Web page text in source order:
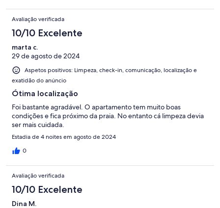
issue especially when steels and concrete are being put in.
When the construction is finished it would score a far higher
rating in terms of location/neighbourhood and overall
experience.
Avaliação verificada
10/10 Excelente
marta c.
29 de agosto de 2024
Aspetos positivos: Limpeza, check-in, comunicação, localização e
exatidão do anúncio
Ótima localização
Foi bastante agradável. O apartamento tem muito boas
condições e fica próximo da praia. No entanto cá limpeza devia
ser mais cuidada.
Estadia de 4 noites em agosto de 2024
0
Avaliação verificada
10/10 Excelente
Dina M.